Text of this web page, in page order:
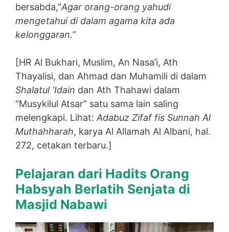
bersabda,”Agar orang-orang yahudi
mengetahui di dalam agama kita ada
kelonggaran.”
[HR Al Bukhari, Muslim, An Nasa’i, Ath
Thayalisi, dan Ahmad dan Muhamili di dalam
Shalatul ‘Idain dan Ath Thahawi dalam
“Musykilul Atsar” satu sama lain saling
melengkapi. Lihat: Adabuz Zifaf fis Sunnah Al
Muthahharah, karya Al Allamah Al Albani, hal.
272, cetakan terbaru.]
Pelajaran dari Hadits Orang
Habsyah Berlatih Senjata di
Masjid Nabawi